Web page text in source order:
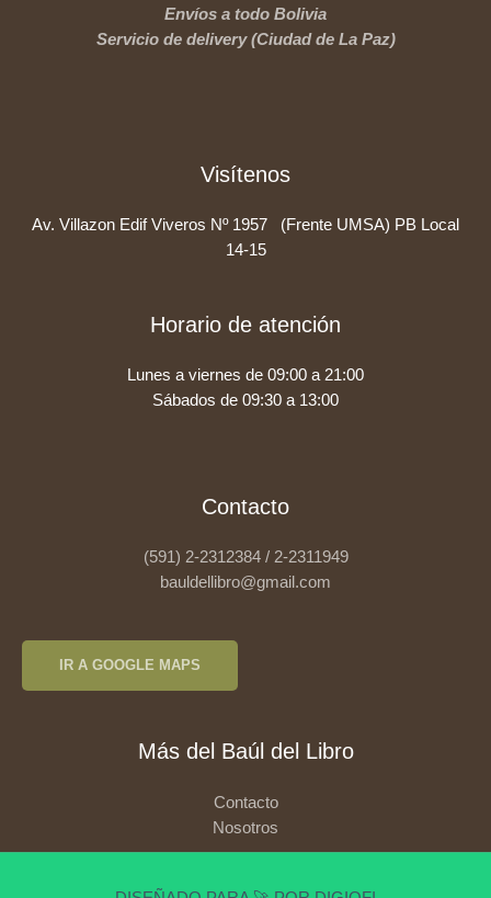
Envíos a todo Bolivia
Servicio de delivery (Ciudad de La Paz)
Visítenos
Av. Villazon Edif Viveros Nº 1957 (Frente UMSA) PB Local
14-15
Horario de atención
Lunes a viernes de 09:00 a 21:00
Sábados de 09:30 a 13:00
Contacto
(591) 2-2312384 / 2-2311949
bauldellibro@gmail.com
IR A GOOGLE MAPS
Más del Baúl del Libro
Contacto
Nosotros